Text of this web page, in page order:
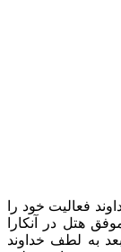
خداوند فعالیت خود را
سال اول با 2820 روزو موفق هتل در آنکارا
به لطف خداوند